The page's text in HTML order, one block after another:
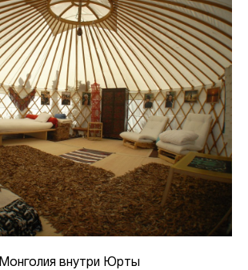
Монголия внутри Юрты